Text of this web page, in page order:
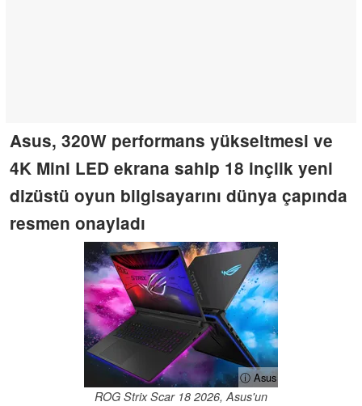
Asus, 320W performans yükseltmesi ve
4K Mini LED ekrana sahip 18 inçlik yeni
dizüstü oyun bilgisayarını dünya çapında
resmen onayladı
ⓘ Asus
ROG Strix Scar 18 2026, Asus'un